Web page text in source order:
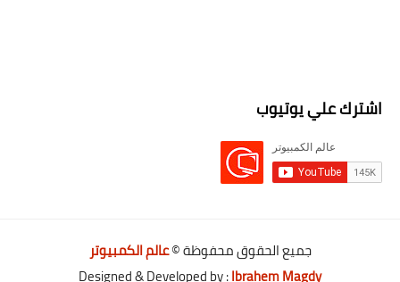
اشترك علي يوتيوب
جميع الحقوق محفوظة ©عالم الكمبيوتر
Designed & Developed by :Ibrahem Magdy